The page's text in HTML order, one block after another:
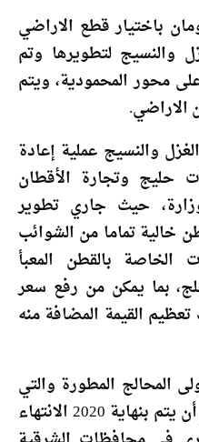
باختيار قطع الاراضي
والنسيج لتطويرها وتم
محور المحمودية، ويتم
الاراضي.
والنسيج عملية إعادة
حليج وتجارة الأقطان
حيث جاري تطوير
خالية تماما من الشوائب
الخاصة بالقطن المعبأ
بما يمكن من رفع سعر
القيمة المضافة منه
المحالج المطورة والتي
تقع في محافظة الفيوم، على أن يتم بنهاية 2020 الانتهاء